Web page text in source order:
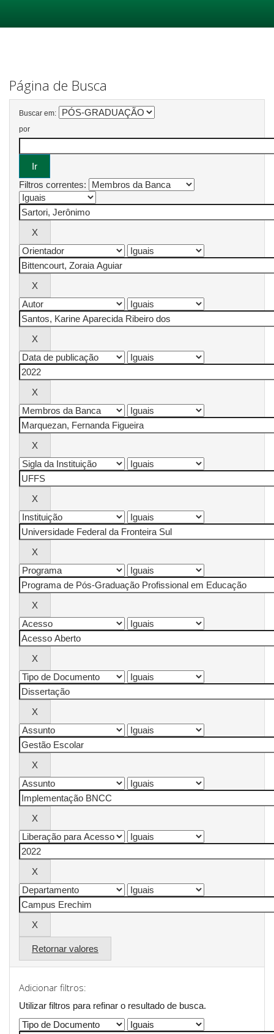
Página de Busca
Buscar em:
por
Filtros correntes:
Retornar valores
Adicionar filtros:
Utilizar filtros para refinar o resultado de busca.